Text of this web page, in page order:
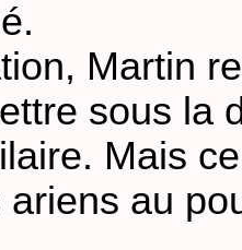
Martin
sous la
Mais
ariens au